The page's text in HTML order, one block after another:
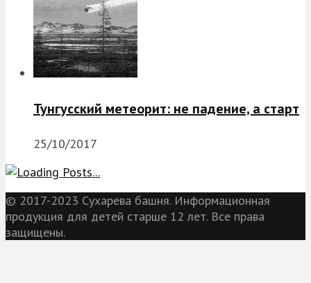
Тунгусский метеорит: не падение, а старт
25/10/2017
© 2017-2023 Сухарева башня. Информационная
продукция для детей старше 12 лет. Все права
защищены.